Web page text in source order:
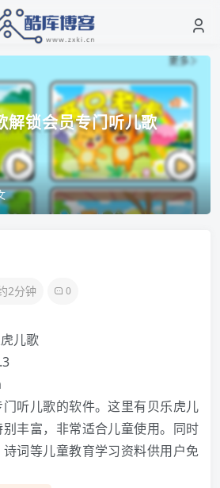
解锁会员专门听儿歌
2分钟 0
儿歌
门听儿歌的软件。这里有贝乐虎儿
丰富，非常适合儿童使用。同时
词等儿童教育学习资料供用户免